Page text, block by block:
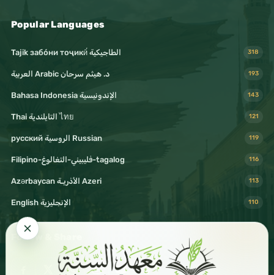
Popular Languages
Tajik забо́ни тоҷикӣ́ الطاجيكية 318
د. هيثم سرحان Arabic العربية 193
Bahasa Indonesia الإندونيسية 143
Thai التايلندية ไทย 121
русский الروسية Russian 119
Filipino-فليبيني-التغالوغ-tagalog 116
Azərbaycan الأذريـة Azeri 113
English الإنجليزية 110
Follow & Share